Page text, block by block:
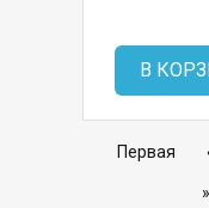
В
Первая
»